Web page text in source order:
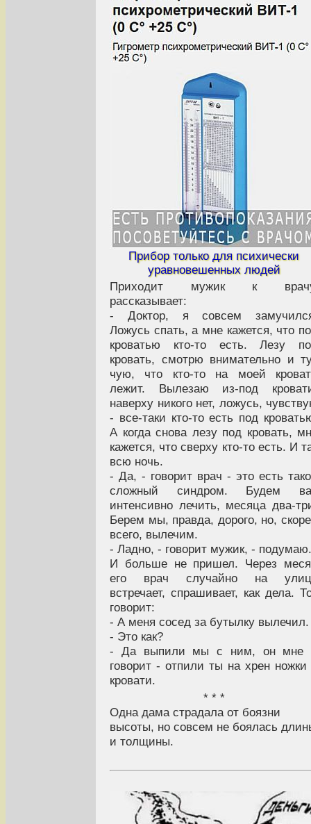
Прибор только для психически
уравновешенных людей
Приходит мужик к
рассказывает:
- Доктор, я совсем
Ложусь спать, а мне кажется, что
кроватью кто-то есть. Лезу
кровать, смотрю внимательно и
чую, что кто-то на моей
лежит. Вылезаю из-под
наверху никого нет, ложусь,
- все-таки кто-то есть под
А когда снова лезу под кровать,
кажется, что сверху кто-то есть. И
всю ночь.
- Да, - говорит врач - это есть
сложный синдром. Будем
интенсивно лечить, месяца два-
Берем мы, правда, дорого, но,
всего, вылечим.
- Ладно, - говорит мужик, - подумаю.
И больше не пришел. Через
его врач случайно на
встречает, спрашивает, как дела.
говорит:
- А меня сосед за бутылку вылечил.
- Это как?
- Да выпили мы с ним, он мне
говорит - отпили ты на хрен ножки
кровати.
* * *
Одна дама страдала от боязни
высоты, но совсем не боялась
и толщины.